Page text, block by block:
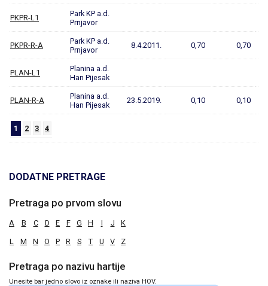
PKPR-L1
Park KP a.d.
Prnjavor
PKPR-R-A
Park KP a.d.
Prnjavor
8.4.2011. 0,70 0,70
PLAN-L1
Planina a.d.
Han Pijesak
PLAN-R-A
Planina a.d.
Han Pijesak
23.5.2019. 0,10 0,10
1 2 3 4
DODATNE PRETRAGE
Pretraga po prvom slovu
A B C D E F G H I J K
L M N O P R S T U V Z
Pretraga po nazivu hartije
Unesite bar jedno slovo iz oznake ili naziva HOV.